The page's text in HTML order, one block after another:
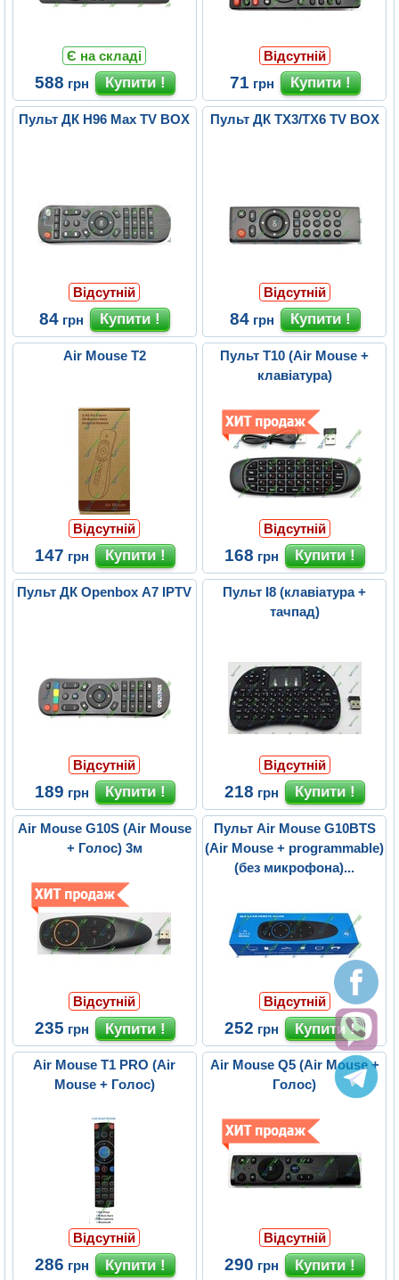
Є на складі
588 грн
Відсутній
71 грн
Пульт ДК H96 Max TV BOX
Відсутній
84 грн
Пульт ДК TX3/TX6 TV BOX
Відсутній
84 грн
Air Mouse T2
Відсутній
147 грн
Пульт T10 (Air Mouse +
клавіатура)
Відсутній
168 грн
Пульт ДК Openbox A7 IPTV
Відсутній
189 грн
Пульт I8 (клавіатура +
тачпад)
Відсутній
218 грн
Air Mouse G10S (Air Mouse
+ Голос) 3м
Відсутній
235 грн
Пульт Air Mouse G10BTS
(Air Mouse + programmable)
(без микрофона)...
Відсутній
252 грн
Air Mouse T1 PRO (Air
Mouse + Голос)
Відсутній
286 грн
Air Mouse Q5 (Air Mouse +
Голос)
Відсутній
290 грн